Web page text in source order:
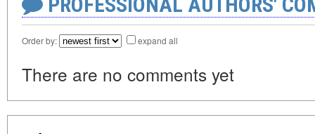
Order by: expand all
There are no comments yet